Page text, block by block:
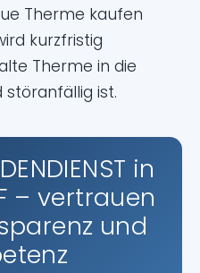
Therme kaufen
kurzfristig
Therme in die
ist.
in
– vertrauen
und